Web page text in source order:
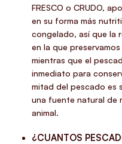
FRESCO o CRUDO,
en su forma más
congelado, así que la
en la que
mientras que el
inmediato para
mitad del pescado es
una fuente natural de
animal.
¿CUANTOS